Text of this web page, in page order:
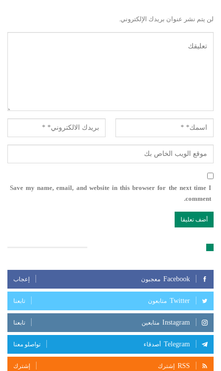
لن يتم نشر عنوان بريدك الإلكتروني.
Save my name, email, and website in this browser for the next time I
comment.
Facebook معجبون إعجاب
Twitter متابعون تابعنا
Instagram متابعين تابعنا
Telegram أصدقاء تواصلو معنا
RSS إشترك إشترك